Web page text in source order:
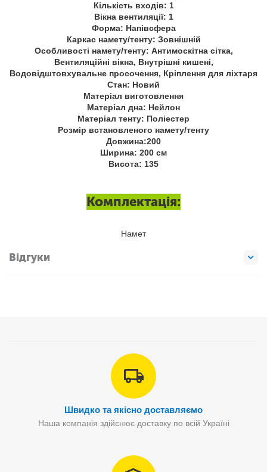
Кількість входів: 1
Вікна вентиляції: 1
Форма: Напівсфера
Каркас намету/тенту: Зовнішній
Особливості намету/тенту: Антимоскітна сітка,
Вентиляційні вікна, Внутрішні кишені,
Водовідштовхувальне просочення, Кріплення для ліхтаря
Стан: Новий
Матеріал виготовлення
Матеріал дна: Нейлон
Матеріал тенту: Поліестер
Розмір встановленого намету/тенту
Довжина:200
Ширина: 200 см
Висота: 135
Комплектація:
Намет
Відгуки
Швидко та якісно доставляємо
Наша компанія здійснює доставку по всій Україні